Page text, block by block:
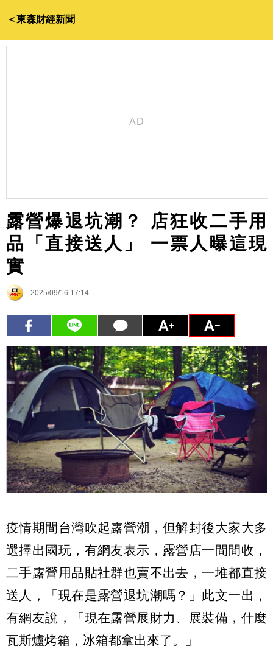
＜東森財經新聞
露營爆退坑潮？ 店狂收二手用
品「直接送人」 一票人曝這現
實
2025/09/16 17:14
疫情期間台灣吹起露營潮，但解封後大家大多
選擇出國玩，有網友表示，露營店一間間收，
二手露營用品貼社群也賣不出去，一堆都直接
送人，「現在是露營退坑潮嗎？」此文一出，
有網友說，「現在露營展財力、展裝備，什麼
瓦斯爐烤箱，冰箱都拿出來了。」